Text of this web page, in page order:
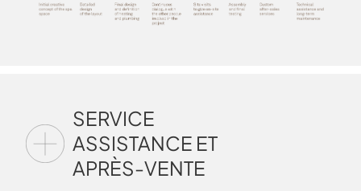
SERVICE
ASSISTANCE ET
APRÈS-VENTE